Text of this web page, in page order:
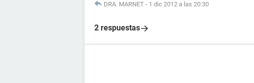
DRA. MARNET - 1 dic 2012 a las 20:30
2 respuestas